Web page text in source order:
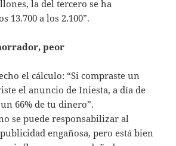
la del tercero se ha
13.700 a los 2.100”.
peor
el cálculo: “Si compraste un
el anuncio de Iniesta, a día de
66% de tu dinero”.
se puede responsabilizar al
engañosa, pero está bien